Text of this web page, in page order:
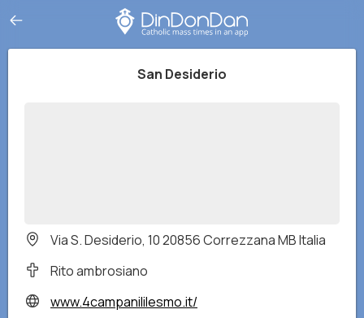
San Desiderio
Via S. Desiderio, 10 20856 Correzzana MB Italia
Rito ambrosiano
www.4campanililesmo.it/